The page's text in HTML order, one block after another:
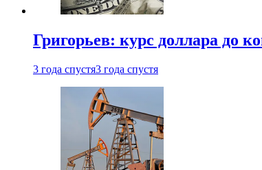
Григорьев: курс доллара до
3 года спустя3 года спустя